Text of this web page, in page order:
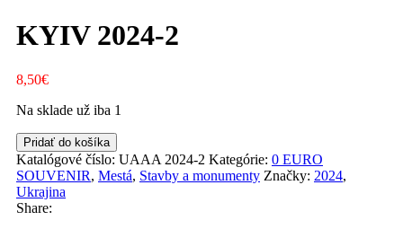
KYIV 2024-2
8,50€
Na sklade už iba 1
množstvo
KYIV
2024-
2
Pridať do košíka
Katalógové číslo: UAAA 2024-2 Kategórie: 0 EURO
SOUVENIR, Mestá, Stavby a monumenty Značky: 2024,
Ukrajina
Share: